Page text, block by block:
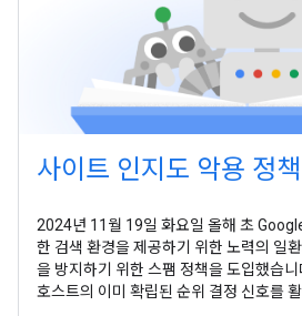
사이트 인지도 악용 정
2024년 11월 19일 화요일 올해 초
한 검색 환경을 제공하기 위한 노력의 일
을 방지하기 위한 스팸 정책을 도입했습
호스트의 이미 확립된 순위 결정 신호를